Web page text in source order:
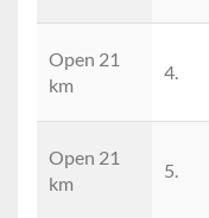
Open 21
km
4.
Open 21
km
5.